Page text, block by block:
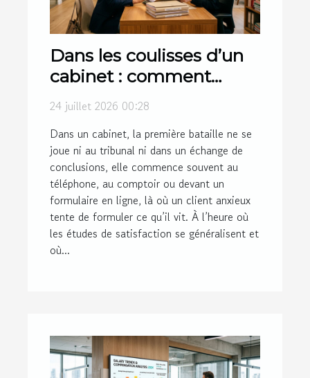
Dans les coulisses d’un
cabinet : comment
l’accueil client influence
les dossiers
24 juillet 2026 00:28
Dans un cabinet, la première bataille ne se
joue ni au tribunal ni dans un échange de
conclusions, elle commence souvent au
téléphone, au comptoir ou devant un
formulaire en ligne, là où un client anxieux
tente de formuler ce qu’il vit. À l’heure où
les études de satisfaction se généralisent et
où...